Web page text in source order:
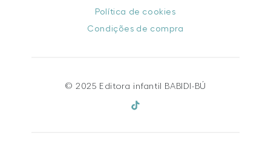
Política de cookies
Condições de compra
© 2025 Editora infantil BABIDI-BÚ